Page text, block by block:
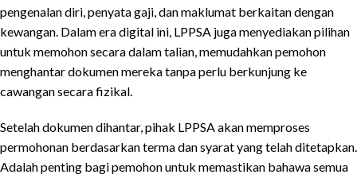
pengenalan diri, penyata gaji, dan maklumat berkaitan dengan
kewangan. Dalam era digital ini, LPPSA juga menyediakan pilihan
untuk memohon secara dalam talian, memudahkan pemohon
menghantar dokumen mereka tanpa perlu berkunjung ke
cawangan secara fizikal.
Setelah dokumen dihantar, pihak LPPSA akan memproses
permohonan berdasarkan terma dan syarat yang telah ditetapkan.
Adalah penting bagi pemohon untuk memastikan bahawa semua